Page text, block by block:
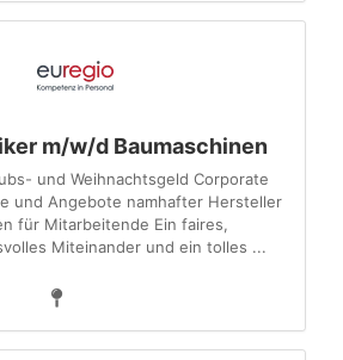
m/w/d Baumaschinen
und Weihnachtsgeld Corporate
und Angebote namhafter Hersteller
für Mitarbeitende Ein faires,
Miteinander und ein tolles ...